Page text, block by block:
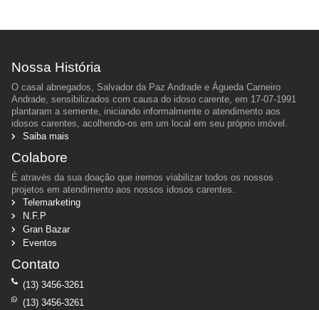
Nossa História
O casal abnegados, Salvador da Paz Andrade e Águeda Carneiro
Andrade, sensibilizados com causa do idoso carente, em 17-07-1991
plantaram a semente, iniciando informalmente o atendimento aos
idosos carentes, acolhendo-os em um local em seu próprio imóvel.
Saiba mais
Colabore
É através da sua doação que iremos viabilizar todos os nossos
projetos em atendimento aos nossos idosos carentes.
Telemarketing
N.F.P
Gran Bazar
Eventos
Contato
(13) 3456-3261
(13) 3456-3261